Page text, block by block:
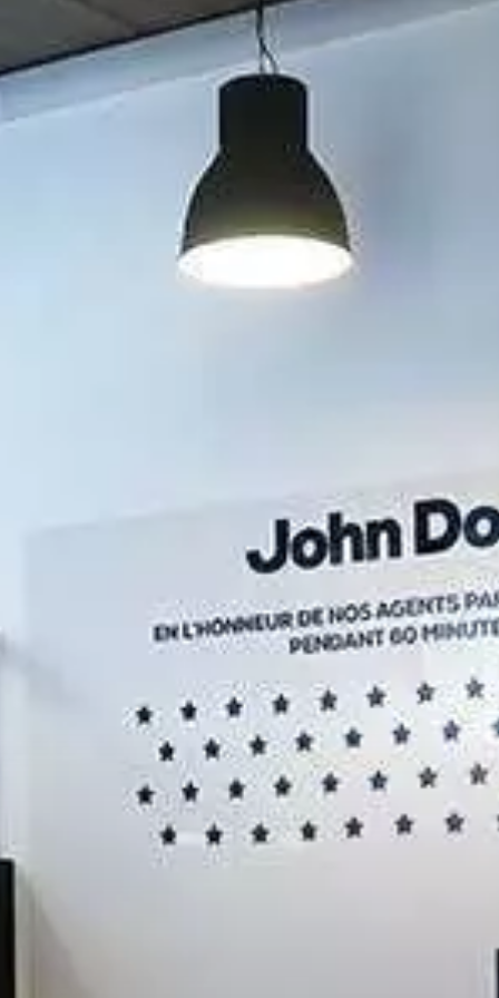
YouTube
Paramètres de
confidentialité
Afin de faciliter votre navigation et de vous
apporter le meilleur service possible, nous utilisons
des cookies pour améliorer le site aux besoins des